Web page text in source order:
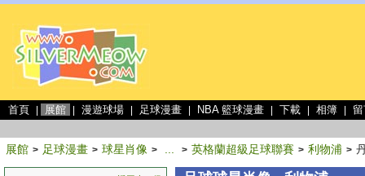
首頁 展館 漫遊球場 足球漫畫 NBA 籃球漫畫 下載 相簿
展館 > 足球漫畫 > 球星肖像 > > 英格蘭超級足球聯賽 > 利物浦 >